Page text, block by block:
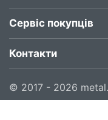
Сервіс покупців
Контакти
© 2017 - 2026